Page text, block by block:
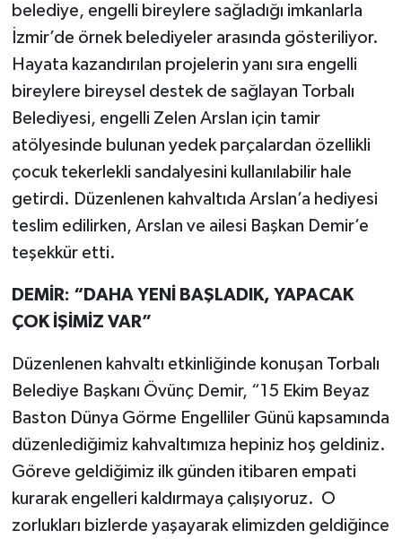
belediye, engelli bireylere sağladığı imkanlarla
İzmir’de örnek belediyeler arasında gösteriliyor.
Hayata kazandırılan projelerin yanı sıra engelli
bireylere bireysel destek de sağlayan Torbalı
Belediyesi, engelli Zelen Arslan için tamir
atölyesinde bulunan yedek parçalardan özellikli
çocuk tekerlekli sandalyesini kullanılabilir hale
getirdi. Düzenlenen kahvaltıda Arslan’a hediyesi
teslim edilirken, Arslan ve ailesi Başkan Demir’e
teşekkür etti.
DEMİR: “DAHA YENİ BAŞLADIK, YAPACAK
ÇOK İŞİMİZ VAR”
Düzenlenen kahvaltı etkinliğinde konuşan Torbalı
Belediye Başkanı Övünç Demir, “15 Ekim Beyaz
Baston Dünya Görme Engelliler Günü kapsamında
düzenlediğimiz kahvaltımıza hepiniz hoş geldiniz.
Göreve geldiğimiz ilk günden itibaren empati
kurarak engelleri kaldırmaya çalışıyoruz. O
zorlukları bizlerde yaşayarak elimizden geldiğince